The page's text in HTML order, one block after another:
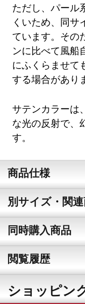
ただし、パール
くいため、同サ
ています。その
ンに比べて風船
にふくらませて
する場合があり
サテンカラーは
な光の反射で、
す。
商品仕様
別サイズ・関
同時購入商品
閲覧履歴
ショッピン